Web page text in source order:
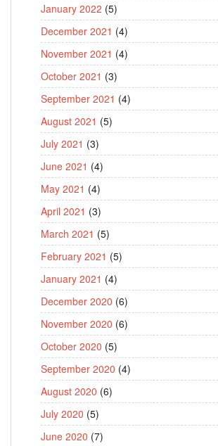
January 2022 (5)
December 2021 (4)
November 2021 (4)
October 2021 (3)
September 2021 (4)
August 2021 (5)
July 2021 (3)
June 2021 (4)
May 2021 (4)
April 2021 (3)
March 2021 (5)
February 2021 (5)
January 2021 (4)
December 2020 (6)
November 2020 (6)
October 2020 (5)
September 2020 (4)
August 2020 (6)
July 2020 (5)
June 2020 (7)